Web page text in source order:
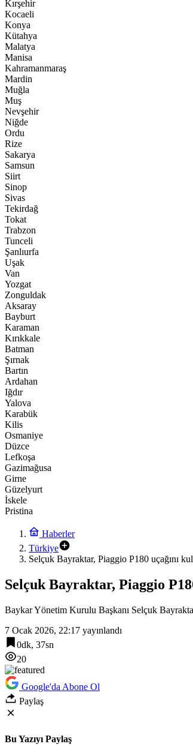
Kırşehir
Kocaeli
Konya
Kütahya
Malatya
Manisa
Kahramanmaraş
Mardin
Muğla
Muş
Nevşehir
Niğde
Ordu
Rize
Sakarya
Samsun
Siirt
Sinop
Sivas
Tekirdağ
Tokat
Trabzon
Tunceli
Şanlıurfa
Uşak
Van
Yozgat
Zonguldak
Aksaray
Bayburt
Karaman
Kırıkkale
Batman
Şırnak
Bartın
Ardahan
Iğdır
Yalova
Karabük
Kilis
Osmaniye
Düzce
Lefkoşa
Gazimağusa
Girne
Güzelyurt
İskele
Pristina
Haberler
Türkiye
Selçuk Bayraktar, Piaggio P180 uçağını
Selçuk Bayraktar, Piaggio
Baykar Yönetim Kurulu Başkanı Selçuk
7 Ocak 2026, 22:17 yayınlandı
0dk, 37sn
20
Google'da Abone Ol
Paylaş
Bu Yazıyı Paylaş